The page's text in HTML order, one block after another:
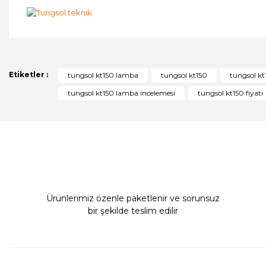
Ürün bilgilerinde hatalar bulunuyor.
Etiketler : tungsol kt150 lamba tungsol kt150 tungsol
tungsol kt150 lamba incelemesi
tungsol kt150 fiyatı
Ürünlerimiz özenle paketlenir ve sorunsuz
bir şekilde teslim edilir